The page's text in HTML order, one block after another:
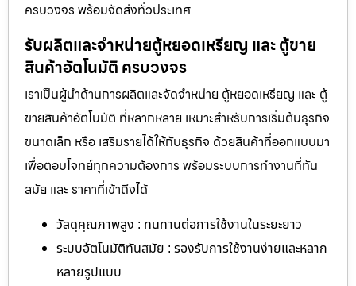
ครบวงจร พร้อมจัดส่งทั่วประเทศ
รับผลิตและจำหน่ายตู้หยอดเหรียญ และ ตู้ขาย
สินค้าอัตโนมัติ ครบวงจร
เราเป็นผู้นำด้านการผลิตและจัดจำหน่าย ตู้หยอดเหรียญ และ ตู้
ขายสินค้าอัตโนมัติ ที่หลากหลาย เหมาะสำหรับการเริ่มต้นธุรกิจ
ขนาดเล็ก หรือ เสริมรายได้ให้กับธุรกิจ ด้วยสินค้าที่ออกแบบมา
เพื่อตอบโจทย์ทุกความต้องการ พร้อมระบบการทำงานที่ทัน
สมัย และ ราคาที่เข้าถึงได้
วัสดุคุณภาพสูง : ทนทานต่อการใช้งานในระยะยาว
ระบบอัตโนมัติทันสมัย : รองรับการใช้งานง่ายและหลาก
หลายรูปแบบ